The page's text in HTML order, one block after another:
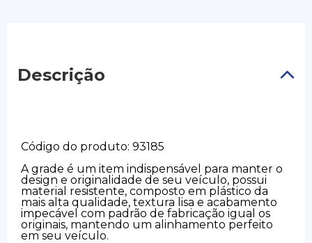
Descrição
Código do produto: 93185
A grade é um item indispensável para manter o
design e originalidade de seu veículo, possui
material resistente, composto em plástico da
mais alta qualidade, textura lisa e acabamento
impecável com padrão de fabricação igual os
originais, mantendo um alinhamento perfeito
em seu veículo.